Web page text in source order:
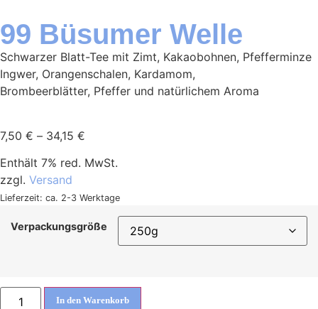
99 Büsumer Welle
Schwarzer Blatt-Tee mit Zimt, Kakaobohnen, Pfefferminze
Ingwer, Orangenschalen, Kardamom,
Brombeerblätter, Pfeffer und natürlichem Aroma
7,50 € – 34,15 €
Enthält 7% red. MwSt.
zzgl. Versand
Lieferzeit: ca. 2-3 Werktage
Verpackungsgröße
In den Warenkorb